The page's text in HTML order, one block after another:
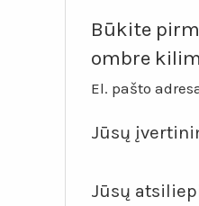
Būkite
ombre
El. pašto
Jūsų
Jūsų